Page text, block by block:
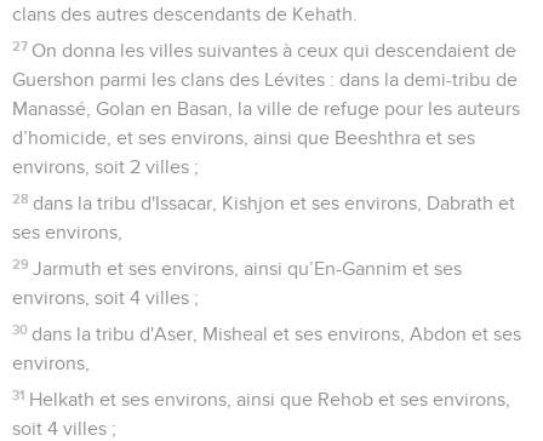
clans des autres descendants de Kehath.
27 On donna les villes suivantes à ceux qui descendaient de
Guershon parmi les clans des Lévites : dans la demi-tribu de
Manassé, Golan en Basan, la ville de refuge pour les auteurs
d’homicide, et ses environs, ainsi que Beeshthra et ses
environs, soit 2 villes ;
28 dans la tribu d'Issacar, Kishjon et ses environs, Dabrath et
ses environs,
29 Jarmuth et ses environs, ainsi qu’En-Gannim et ses
environs, soit 4 villes ;
30 dans la tribu d'Aser, Misheal et ses environs, Abdon et ses
environs,
31 Helkath et ses environs, ainsi que Rehob et ses environs,
soit 4 villes ;